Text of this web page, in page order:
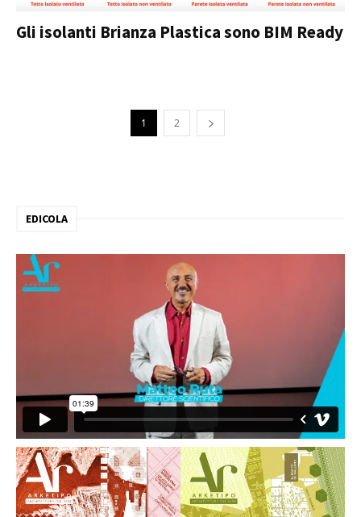
Gli isolanti Brianza Plastica sono BIM Ready
1 2
EDICOLA